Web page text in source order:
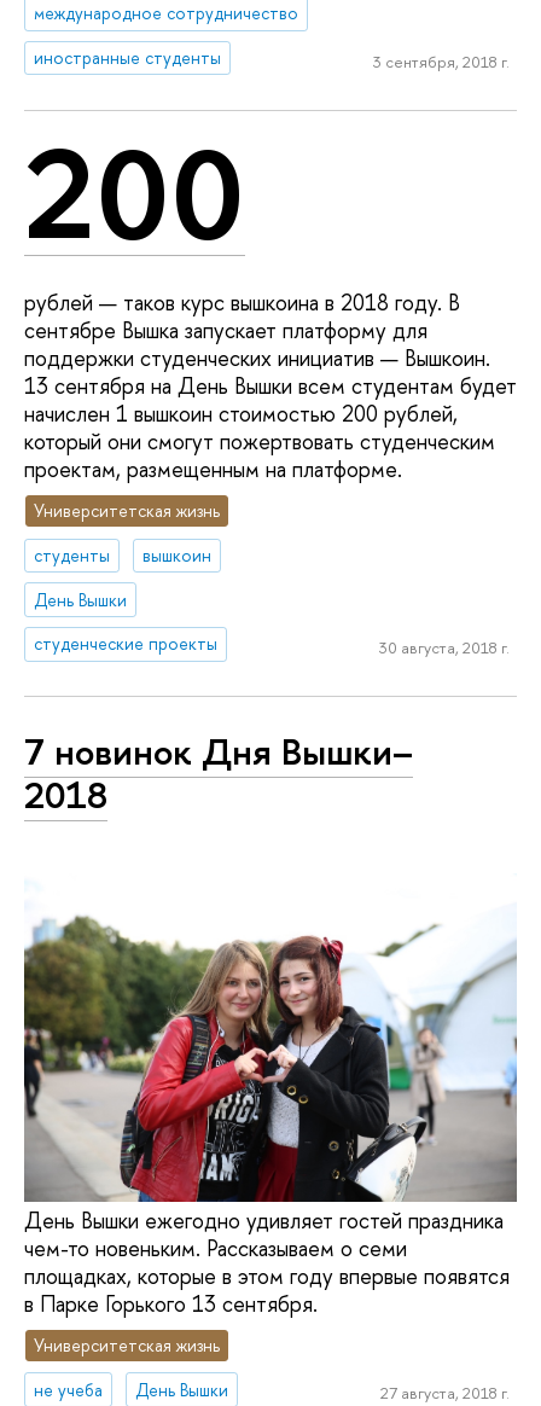
международное сотрудничество
иностранные студенты
3 сентября, 2018 г.
200
рублей — таков курс вышкоина в 2018 году. В
сентябре Вышка запускает платформу для
поддержки студенческих инициатив — Вышкоин.
13 сентября на День Вышки всем студентам будет
начислен 1 вышкоин стоимостью 200 рублей,
который они смогут пожертвовать студенческим
проектам, размещенным на платформе.
Университетская жизнь
студенты
вышкоин
День Вышки
студенческие проекты
30 августа, 2018 г.
7 новинок Дня Вышки–
2018
День Вышки ежегодно удивляет гостей праздника
чем-то новеньким. Рассказываем о семи
площадках, которые в этом году впервые появятся
в Парке Горького 13 сентября.
Университетская жизнь
не учеба
День Вышки 27 августа, 2018 г.